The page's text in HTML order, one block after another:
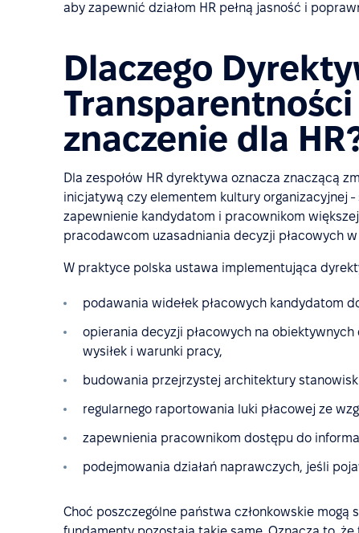
aby zapewnić działom HR pełną jasność i
Dlaczego
znaczenie dla
Dla zespołów HR dyrektywa oznacza znaczącą
inicjatywą czy elementem kultury organizacyjnej
zapewnienie kandydatom i pracownikom
pracodawcom uzasadniania decyzji płacowych
W praktyce polska ustawa implementująca
podawania widełek płacowych kandydatom
opierania decyzji płacowych na
wysiłek i warunki pracy,
budowania przejrzystej architektury
regularnego raportowania luki płacowej ze
zapewnienia pracownikom dostępu do
podejmowania działań naprawczych, jeśli
Choć poszczególne państwa członkowskie